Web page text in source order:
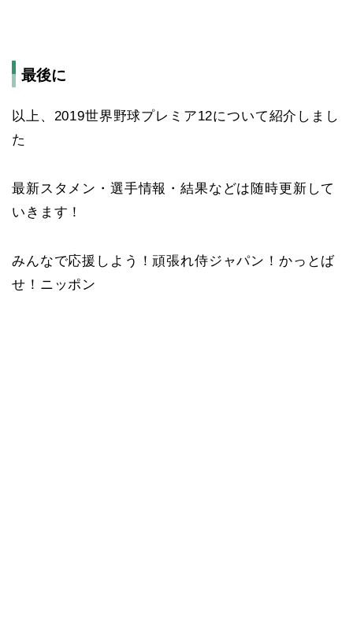
最後に
以上、2019世界野球プレミア12について紹介しまし
た
最新スタメン・選手情報・結果などは随時更新して
いきます！
みんなで応援しよう！頑張れ侍ジャパン！かっとば
せ！ニッポン